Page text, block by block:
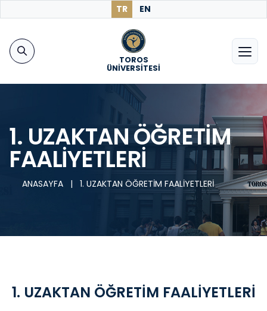
TR EN
TOROS
ÜNİVERSİTESİ
1. UZAKTAN ÖĞRETİM
FAALİYETLERİ
ANASAYFA | 1. UZAKTAN ÖĞRETİM FAALİYETLERİ
1. UZAKTAN ÖĞRETİM FAALİYETLERİ